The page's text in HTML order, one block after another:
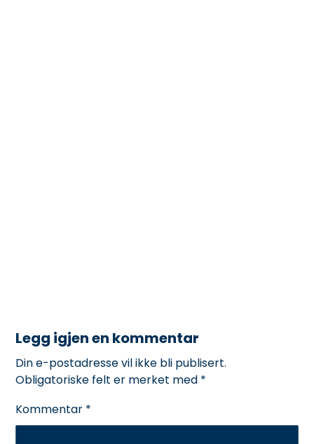
Legg igjen en kommentar
Din e-postadresse vil ikke bli publisert.
Obligatoriske felt er merket med *
Kommentar *